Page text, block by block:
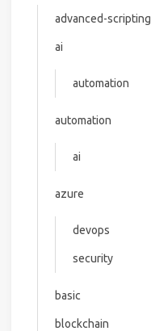
advanced-scripting
ai
automation
automation
ai
azure
devops
security
basic
blockchain